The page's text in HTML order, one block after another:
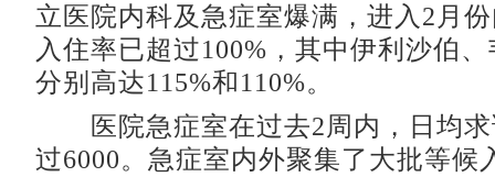
立医院内科及急症室爆满，进入2月
入住率已超过100%，其中伊利沙伯
分别高达115%和110%。
医院急症室在过去2周内，日均求
过6000。急症室内外聚集了大批等候